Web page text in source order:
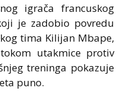
igrača francuskog
je zadobio povredu
tima Kilijan Mbape,
utakmice protiv
treninga pokazuje
puno.